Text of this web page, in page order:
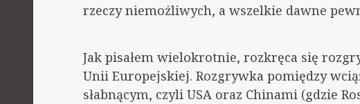
rzeczy niemożliwych, a wszelkie dawne
Jak pisałem wielokrotnie, rozkręca się
Unii Europejskiej. Rozgrywka pomiędzy
słabnącym, czyli USA oraz Chinami (gdzie